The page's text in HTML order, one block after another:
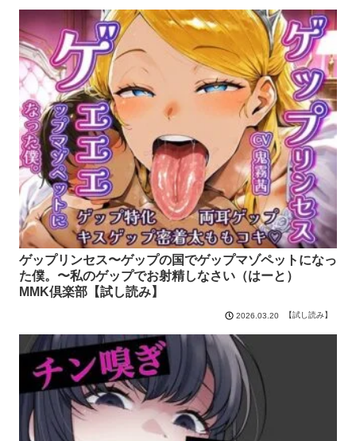
ゲップリンセス〜ゲップの国でゲップマゾペットになっ
た僕。〜私のゲップでお射精しなさい（はーと）
MMK倶楽部【試し読み】
2026.03.20 【試し読み】